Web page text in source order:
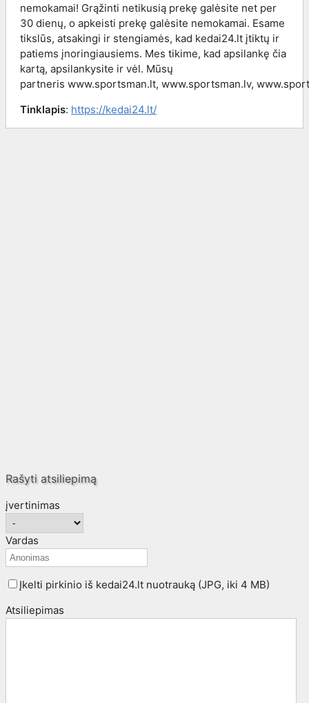
nemokamai! Grąžinti netikusią prekę galėsite net per
30 dienų, o apkeisti prekę galėsite nemokamai. Esame
tikslūs, atsakingi ir stengiamės, kad kedai24.lt įtiktų ir
patiems įnoringiausiems. Mes tikime, kad apsilankę čia
kartą, apsilankysite ir vėl. Mūsų
partneris www.sportsman.lt, www.sportsman.lv,
Tinklapis: https://kedai24.lt/
Rašyti atsiliepimą
įvertinimas
Vardas
Įkelti pirkinio iš kedai24.lt nuotrauką (JPG, iki 4 MB)
Atsiliepimas